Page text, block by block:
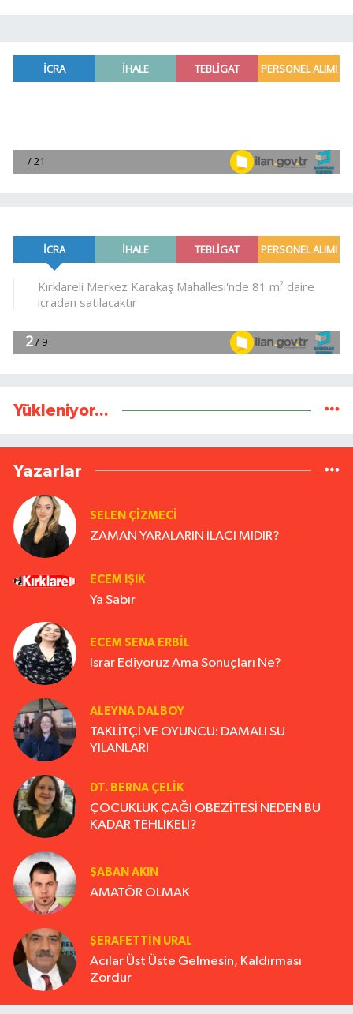
Yükleniyor...
Yazarlar
SELEN ÇİZMECİ
ZAMAN YARALARIN İLACI MIDIR?
ECEM IŞIK
Ya Sabır
ECEM SENA ERBIL
Israr Ediyoruz Ama Sonuçları Ne?
ALEYNA DALBOY
TAKLİTÇİ VE OYUNCU: DAMALI SU
YILANLARI
DT. BERNA ÇELIK
ÇOCUKLUK ÇAĞI OBEZİTESİ NEDEN BU
KADAR TEHLİKELİ?
ŞABAN AKIN
AMATÖR OLMAK
ŞERAFETTIN URAL
Acılar Üst Üste Gelmesin, Kaldırması
Zordur